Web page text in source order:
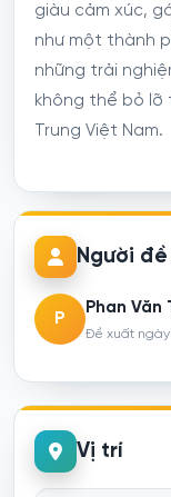
giàu cảm xúc,
như một thành
những trải
không thể bỏ lỡ
Trung Việt Nam.
Người
P
Phan Văn
Đề xuất
Vị trí